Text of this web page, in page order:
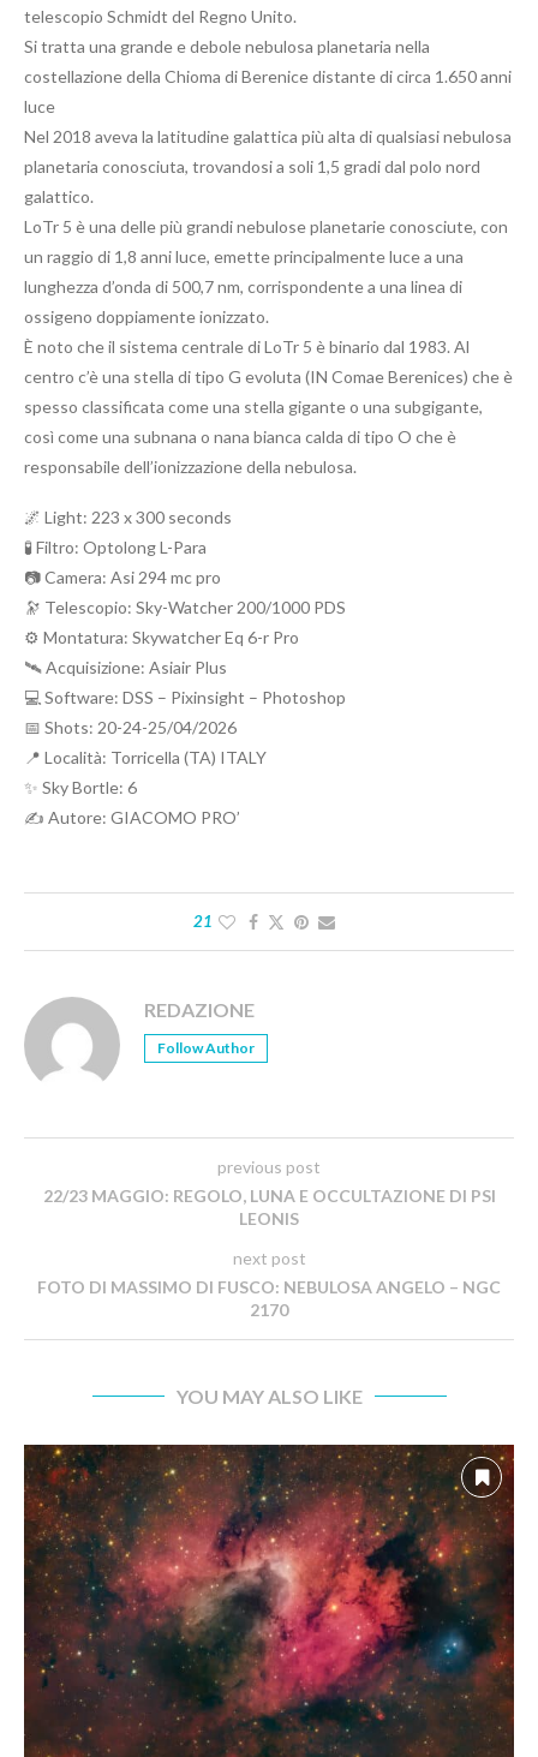
telescopio Schmidt del Regno Unito.
Si tratta una grande e debole nebulosa planetaria nella
costellazione della Chioma di Berenice distante di circa 1.650 anni
luce
Nel 2018 aveva la latitudine galattica più alta di qualsiasi nebulosa
planetaria conosciuta, trovandosi a soli 1,5 gradi dal polo nord
galattico.
LoTr 5 è una delle più grandi nebulose planetarie conosciute, con
un raggio di 1,8 anni luce, emette principalmente luce a una
lunghezza d’onda di 500,7 nm, corrispondente a una linea di
ossigeno doppiamente ionizzato.
È noto che il sistema centrale di LoTr 5 è binario dal 1983. Al
centro c’è una stella di tipo G evoluta (IN Comae Berenices) che è
spesso classificata come una stella gigante o una subgigante,
così come una subnana o nana bianca calda di tipo O che è
responsabile dell’ionizzazione della nebulosa.
🌌 Light: 223 x 300 seconds
🧪 Filtro: Optolong L-Para
📷 Camera: Asi 294 mc pro
🔭 Telescopio: Sky-Watcher 200/1000 PDS
⚙️ Montatura: Skywatcher Eq 6-r Pro
🛰️ Acquisizione: Asiair Plus
💻 Software: DSS – Pixinsight – Photoshop
📅 Shots: 20-24-25/04/2026
📍 Località: Torricella (TA) ITALY
✨ Sky Bortle: 6
✍️ Autore: GIACOMO PRO’
21
REDAZIONE
Follow Author
previous post
22/23 MAGGIO: REGOLO, LUNA E OCCULTAZIONE DI PSI
LEONIS
next post
FOTO DI MASSIMO DI FUSCO: NEBULOSA ANGELO – NGC
2170
YOU MAY ALSO LIKE